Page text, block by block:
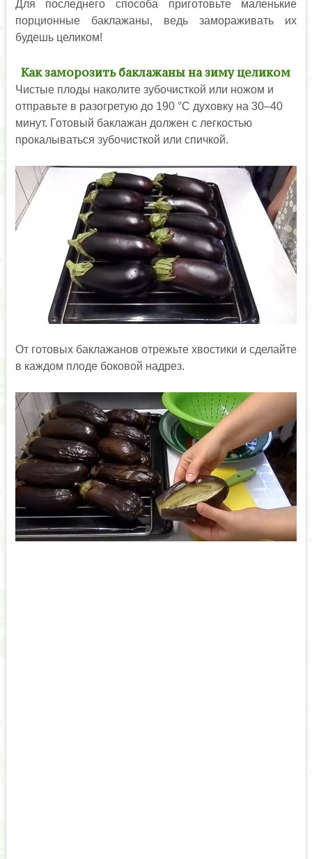
Для последнего способа приготовьте маленькие
порционные баклажаны, ведь замораживать их
будешь целиком!
Как заморозить баклажаны на зиму целиком
Чистые плоды наколите зубочисткой или ножом и
отправьте в разогретую до 190 °C духовку на 30–40
минут. Готовый баклажан должен с легкостью
прокалываться зубочисткой или спичкой.
От готовых баклажанов отрежьте хвостики и сделайте
в каждом плоде боковой надрез.